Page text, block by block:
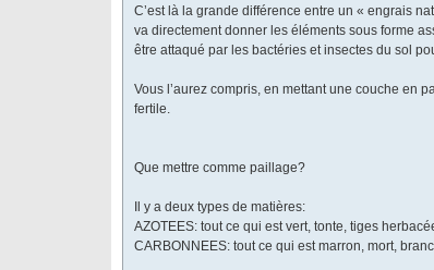
C’est là la grande différence entre un « engrais
va directement donner les éléments sous forme
être attaqué par les bactéries et insectes du sol
Vous l’aurez compris, en mettant une couche en
fertile.
Que mettre comme paillage?
Il y a deux types de matières:
AZOTEES: tout ce qui est vert, tonte, tiges
CARBONNEES: tout ce qui est marron, mort,